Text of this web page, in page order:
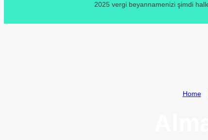
2025 vergi beyannamenizi şimdi
Home»